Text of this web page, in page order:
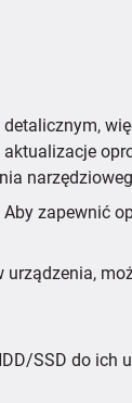
Aby zapewnić
SSD do ich